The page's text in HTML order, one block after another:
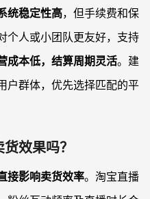
统稳定性高，但手续费和保
个人或小团队更友好，支持
成本低，结算周期灵活。建
户群体，优先选择匹配的平
效果吗？
接影响卖货效率。淘宝直播